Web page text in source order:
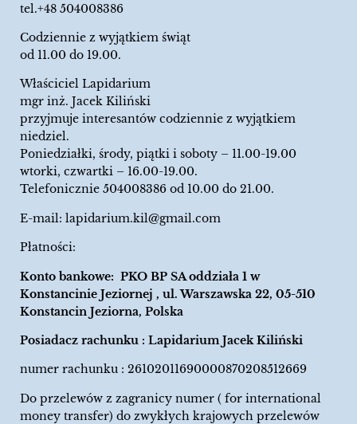
tel.+48 504008386
Codziennie z wyjątkiem świąt
od 11.00 do 19.00.
Właściciel Lapidarium
mgr inż. Jacek Kiliński
przyjmuje interesantów codziennie z wyjątkiem
niedziel.
Poniedziałki, środy, piątki i soboty – 11.00-19.00
wtorki, czwartki – 16.00-19.00.
Telefonicznie 504008386 od 10.00 do 21.00.
E-mail: lapidarium.kil@gmail.com
Płatności:
Konto bankowe: PKO BP SA oddziała 1 w
Konstancinie Jeziornej , ul. Warszawska 22, 05-510
Konstancin Jeziorna, Polska
Posiadacz rachunku : Lapidarium Jacek Kiliński
numer rachunku : 26102011690000870208512669
Do przelewów z zagranicy numer ( for international
money transfer) do zwykłych krajowych przelewów